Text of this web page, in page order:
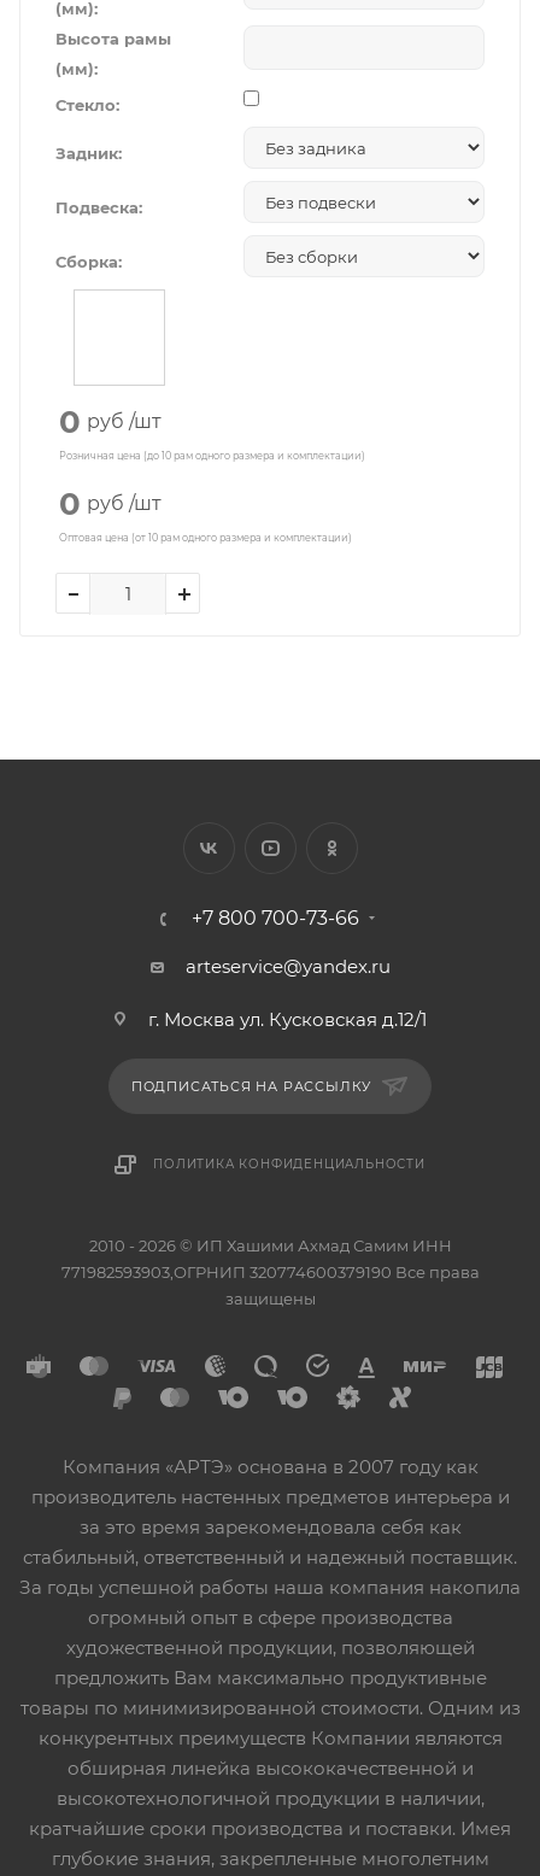
(мм):
Высота рамы
(мм):
Стекло:
Задник:
Подвеска:
Сборка:
0 руб /шт
Розничная цена (до 10 рам одного размера и комплектации)
0 руб /шт
Оптовая цена (от 10 рам одного размера и комплектации)
+7 800 700-73-66
arteservice@yandex.ru
г. Москва ул. Кусковская д.12/1
ПОДПИСАТЬСЯ НА РАССЫЛКУ
ПОЛИТИКА КОНФИДЕНЦИАЛЬНОСТИ
2010 - 2026 © ИП Хашими Ахмад Самим ИНН
771982593903,ОГРНИП 320774600379190 Все права
защищены
Компания «АРТЭ» основана в 2007 году как
производитель настенных предметов интерьера и
за это время зарекомендовала себя как
стабильный, ответственный и надежный поставщик.
За годы успешной работы наша компания накопила
огромный опыт в сфере производства
художественной продукции, позволяющей
предложить Вам максимально продуктивные
товары по минимизированной стоимости. Одним из
конкурентных преимуществ Компании являются
обширная линейка высококачественной и
высокотехнологичной продукции в наличии,
кратчайшие сроки производства и поставки. Имея
глубокие знания, закрепленные многолетним